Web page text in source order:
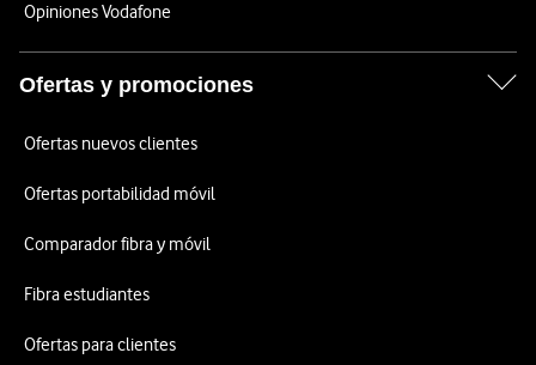
Opiniones Vodafone
Ofertas y promociones
Ofertas nuevos clientes
Ofertas portabilidad móvil
Comparador fibra y móvil
Fibra estudiantes
Ofertas para clientes